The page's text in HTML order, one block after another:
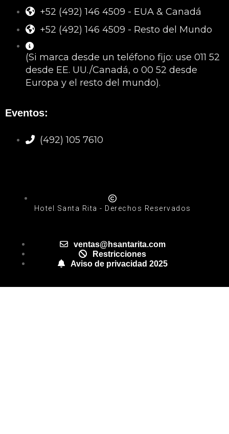
+52 (492) 146 4509 - EUA & Canadá
+52 (492) 146 4509 - Resto del Mundo
(Si marca desde un teléfono fijo: use 011 52
desde EE. UU./Canadá, o 00 52 desde
Europa y el resto del mundo).
Eventos:
(492) 105 7610
Hotel Santa Rita - Derechos Reservados
ventas@hsantarita.com
Restricciones
Aviso de privacidad 2025